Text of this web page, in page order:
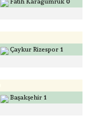
Çaykur Rizespor 1
Başakşehir 1